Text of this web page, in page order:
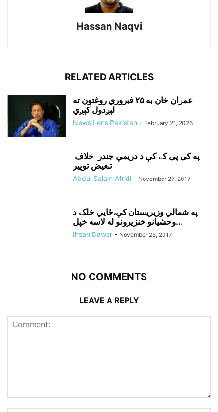
Hassan Naqvi
RELATED ARTICLES
عمران خان به ۲۵ فبروري روغتون ته
لېږدول کېږي
News Lens Pakistan - February 21, 2026
په کی پی کے کې د دريمې جندر خلاف
تبعيض توپير
Abdul Salam Afridi - November 27, 2017
په شمالي وزيريستان کې،ځايي خلک د
وحشيانو خنزيرونو له لاسه خپل...
Ihsan Dawar - November 25, 2017
NO COMMENTS
LEAVE A REPLY